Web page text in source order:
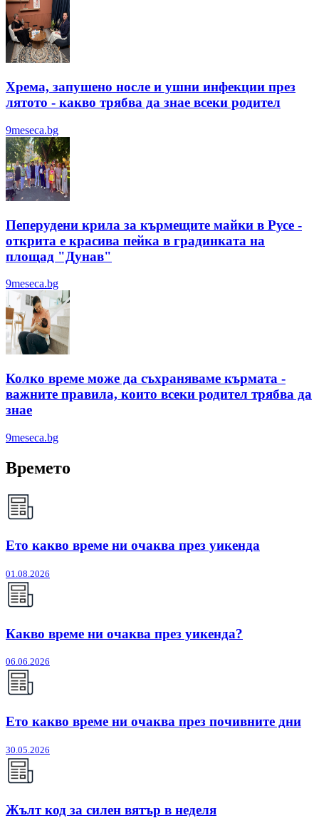
Хрема, запушено носле и ушни инфекции през
лятотo - какво трябва да знае всеки родител
9meseca.bg
Пеперудени крила за кърмещите майки в Русе -
открита е красива пейка в градинката на
площад "Дунав"
9meseca.bg
Колко време може да съхраняваме кърмата -
важните правила, които всеки родител трябва да
знае
9meseca.bg
Времето
Ето какво време ни очаква през уикенда
01.08.2026
Какво време ни очаква през уикенда?
06.06.2026
Ето какво време ни очаква през почивните дни
30.05.2026
Жълт код за силен вятър в неделя